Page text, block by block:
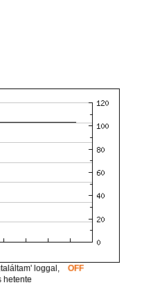
loggal,OFF
hetente